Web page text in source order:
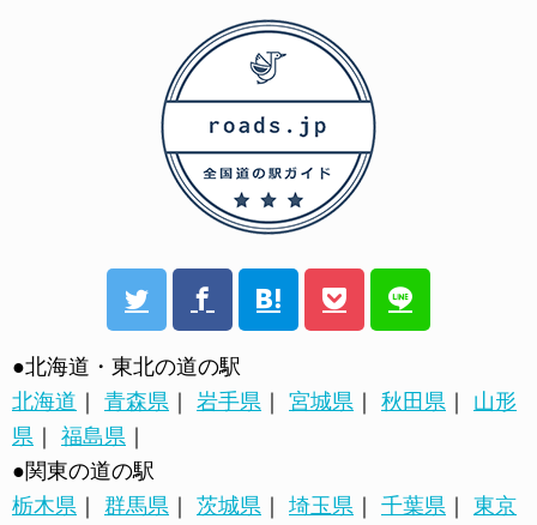
●北海道・東北の道の駅
北海道 ｜ 青森県 ｜ 岩手県 ｜ 宮城県 ｜ 秋田県 ｜ 山形
県 ｜ 福島県 ｜
●関東の道の駅
栃木県 ｜ 群馬県 ｜ 茨城県 ｜ 埼玉県 ｜ 千葉県 ｜ 東京